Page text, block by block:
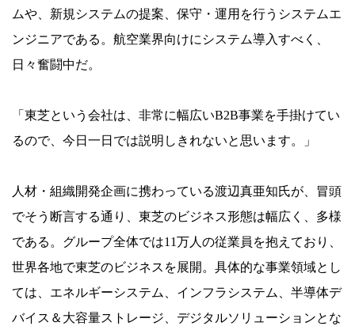
ムや、新規システムの提案、保守・運用を行うシステムエ
ンジニアである。航空業界向けにシステム導入すべく、
日々奮闘中だ。
「東芝という会社は、非常に幅広いB2B事業を手掛けてい
るので、今日一日では説明しきれないと思います。」
人材・組織開発企画に携わっている渡辺真亜知氏が、冒頭
でそう断言する通り、東芝のビジネス形態は幅広く、多様
である。グループ全体では11万人の従業員を抱えており、
世界各地で東芝のビジネスを展開。具体的な事業領域とし
ては、エネルギーシステム、インフラシステム、半導体デ
バイス＆大容量ストレージ、デジタルソリューションとな